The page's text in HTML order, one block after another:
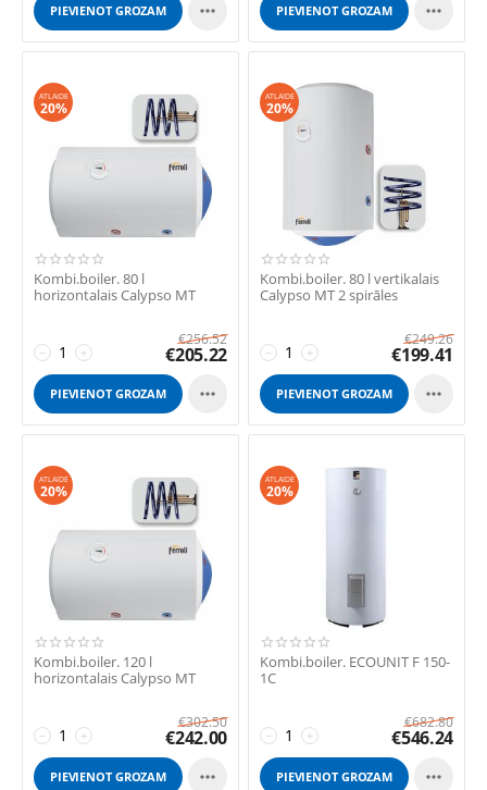
PIEVIENOT GROZAM  PIEVIENOT GROZAM 
ATLAIDE
20%
Kombi.boiler. 80 l
horizontalais Calypso MT
+
−
€256.52
€205.22
PIEVIENOT GROZAM 
ATLAIDE
20%
Kombi.boiler. 80 l vertikalais
Calypso MT 2 spirāles
+
−
€249.26
€199.41
PIEVIENOT GROZAM 
ATLAIDE
20%
Kombi.boiler. 120 l
horizontalais Calypso MT
+
−
€302.50
€242.00
PIEVIENOT GROZAM 
ATLAIDE
20%
Kombi.boiler. ECOUNIT F 150-
1C
+
−
€682.80
€546.24
PIEVIENOT GROZAM 